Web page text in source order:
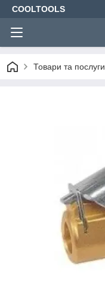
COOLTOOLS
Товари та послуги